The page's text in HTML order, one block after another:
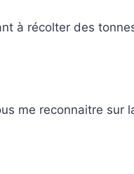
à récolter des
me reconnaitre sur